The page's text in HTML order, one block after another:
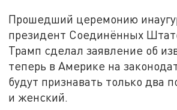
Прошедший церемонию
президент Соединённых
Трамп сделал заявление об
теперь в Америке на
будут признавать только два
и женский.